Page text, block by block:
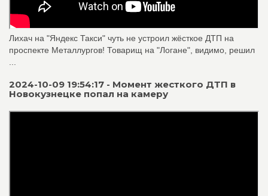
Лихач на "Яндекс Такси" чуть не устроил жёсткое ДТП на
проспекте Металлургов! Товарищ на "Логане", видимо, решил
2024-10-09 19:54:17 - Момент жесткого ДТП в
Новокузнецке попал на камеру